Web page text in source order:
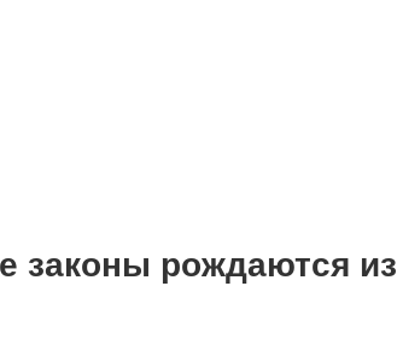
законы рождаются из